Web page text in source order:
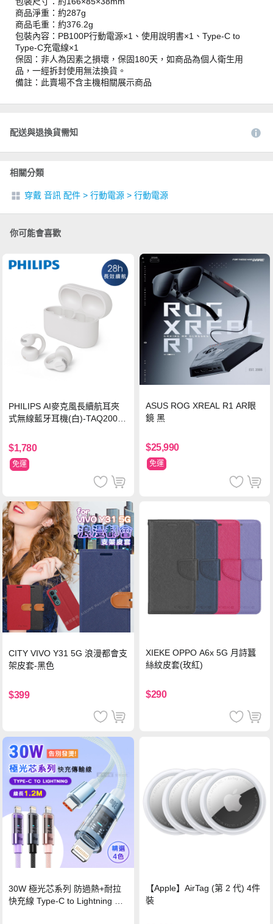
商品淨重：約287g
商品毛重：約376.2g
包裝內容：PB100P行動電源×1、使用說明書×1、Type-C to
Type-C充電線×1
保固：非人為因素之損壞，保固180天，如商品為個人衛生用
品，一經拆封使用無法換貨。
備註：此賣場不含主機相關展示商品
配送與退換貨需知
相關分類
穿戴 音訊 配件 > 行動電源 > 行動電源
你可能會喜歡
PHILIPS AI麥克風長續航耳夾
式無線藍牙耳機(白)-TAQ2000
$1,780
免運
ASUS ROG XREAL R1 AR眼
鏡 黑
$25,990
免運
CITY VIVO Y31 5G 浪漫都會支
架皮套-黑色
$399
XIEKE OPPO A6x 5G 月詩蠶
絲紋皮套(玫紅)
$290
30W 極光芯系列 防過熱+耐拉
快充線 Type-C to Lightning 傳
【Apple】AirTag (第 2 代) 4件
裝